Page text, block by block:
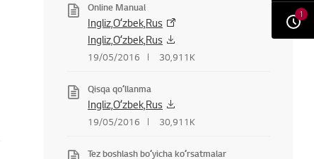
Online Manual
Ingliz,Oʻzbek,Rus
Ingliz,Oʻzbek,Rus
19/05/2016 30,911K
Qisqa qoʻllanma
Ingliz,Oʻzbek,Rus
19/05/2016 30,911K
Tez boshlash boʻyicha koʻrsatmalar
1